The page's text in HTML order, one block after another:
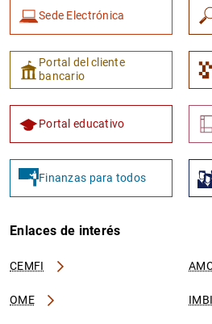
Sede Electrónica
Portal del cliente
bancario
Portal educativo
Finanzas para todos
Enlaces de interés
CEMFI
OME